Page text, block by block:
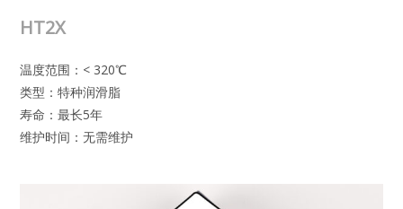
HT2X
温度范围：< 320℃
类型：特种润滑脂
寿命：最长5年
维护时间：无需维护